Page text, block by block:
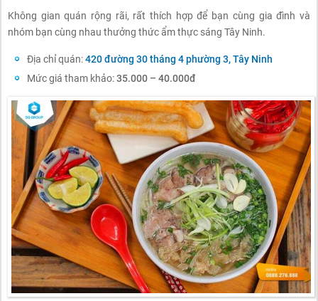
Không gian quán rộng rãi, rất thích hợp để bạn cùng gia đình và
nhóm bạn cùng nhau thưởng thức ẩm thực sáng Tây Ninh.
Địa chỉ quán:420 đường 30 tháng 4 phường 3, Tây Ninh
Mức giá tham khảo:35.000 – 40.000đ